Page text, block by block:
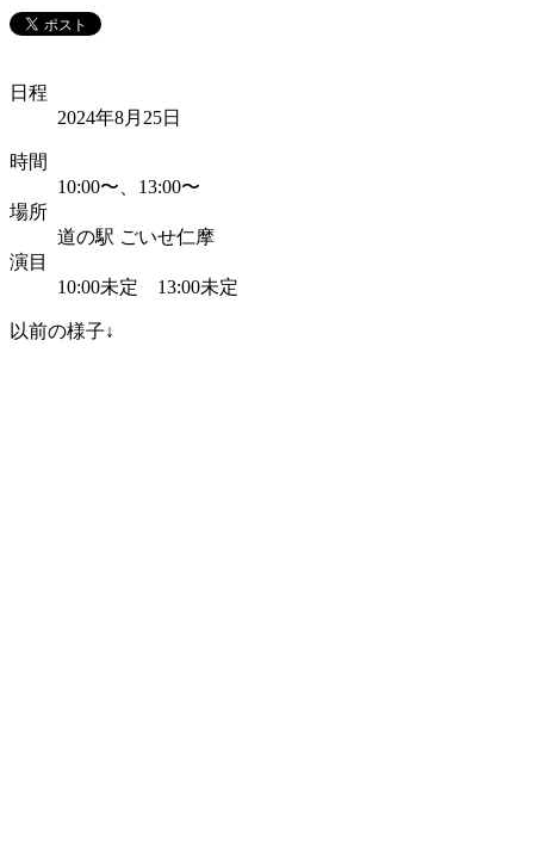
日程
2024年8月25日
時間
10:00〜、13:00〜
場所
道の駅 ごいせ仁摩
演目
10:00未定 13:00未定
以前の様子↓